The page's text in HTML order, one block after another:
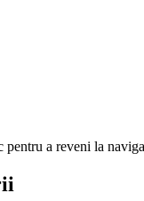
pentru a reveni la